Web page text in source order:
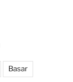
Basar